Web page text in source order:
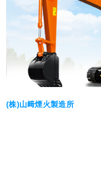
(株)山﨑煙火製造所